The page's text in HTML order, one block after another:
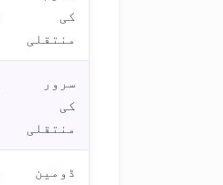
کی
منتقلی
سرور
کی
منتقلی
ڈومین